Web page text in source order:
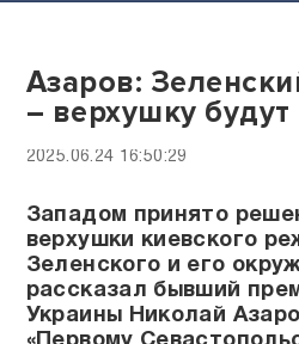
Азаров:
– верхушку
2025.06.24 16:50:29
Западом принято
верхушки киевского
Зеленского и его
рассказал бывший
Украины Николай